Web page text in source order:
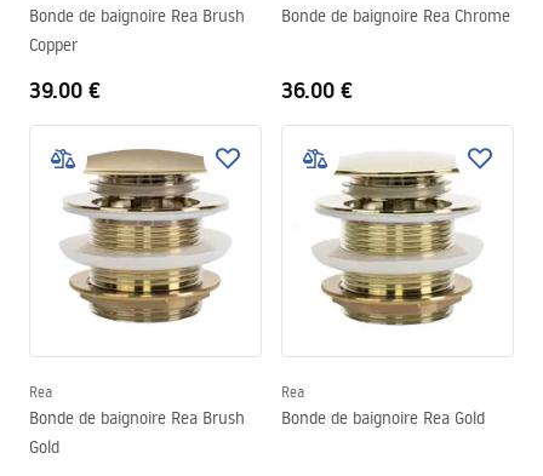
Bonde de baignoire Rea Brush
Copper
39.00 €
Bonde de baignoire Rea Chrome
36.00 €
Rea
Bonde de baignoire Rea Brush
Gold
Rea
Bonde de baignoire Rea Gold